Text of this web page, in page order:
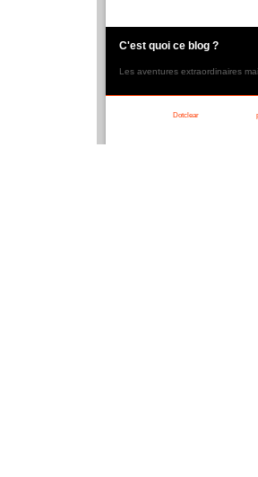
C'est quoi ce blog ?
Les aventures extraordinaires
Dotclear- a DC2 theme by